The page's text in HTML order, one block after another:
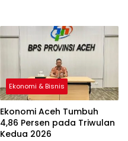
Ekonomi & Bisnis
Ekonomi Aceh Tumbuh
4,86 Persen pada Triwulan
Kedua 2026